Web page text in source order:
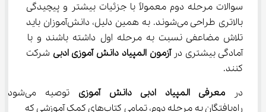
سوالات مرحله دوم معمولاً با جزئیات بیشتر و پیچیدگی
بالاتری طراحی می‌شوند. به همین دلیل، دانش‌آموزان باید
تلاش مضاعفی نسبت به مرحله اول داشته باشند و با
آمادگی بیشتری در آزمون المپیاد دانش آموزی ادبی شرکت
کنند.
در معرفی المپیاد ادبی دانش آموزی
توصیه می‌شود
راه‌یافتگان به مرحله دوم، تمامی کتاب‌های کمک آموزشی که